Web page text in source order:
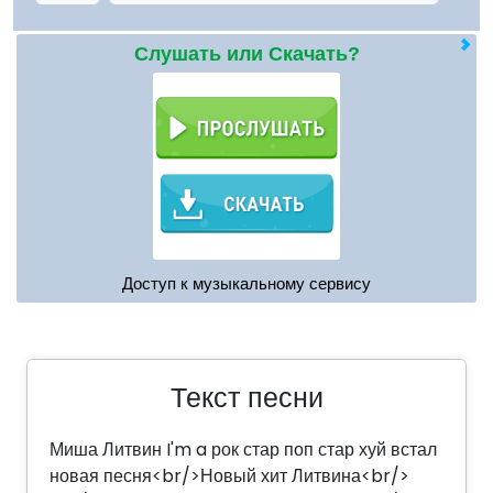
Слушать или Скачать?
Доступ к музыкальному сервису
Текст песни
Миша Литвин I'm a рок стар поп стар хуй встал
новая песня<br/>Новый хит Литвина<br/>